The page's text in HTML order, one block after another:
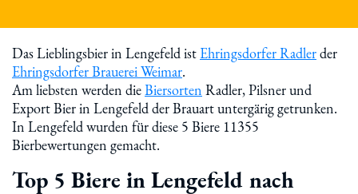
Das Lieblingsbier in Lengefeld istEhringsdorfer Radlerder
Ehringsdorfer Brauerei Weimar.
Am liebsten werden dieBiersorten Radler, Pilsner und
Export Bier in Lengefeld der Brauart untergärig getrunken.
In Lengefeld wurden für diese 5 Biere 11355
Bierbewertungen gemacht.
Top 5 Biere in Lengefeld nach